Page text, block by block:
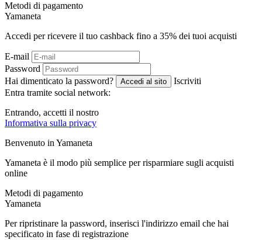
Metodi di pagamento
Yamaneta
Accedi per ricevere il tuo cashback fino a 35% dei tuoi acquisti
E-mail
Password
Hai dimenticato la password?
Accedi al sito
Iscriviti
Entra tramite social network:
Entrando, accetti il ​​nostro
Informativa sulla privacy
Benvenuto in Yamaneta
Yamaneta è il modo più semplice per risparmiare sugli acquisti
online
Metodi di pagamento
Yamaneta
Per ripristinare la password, inserisci l'indirizzo email che hai
specificato in fase di registrazione